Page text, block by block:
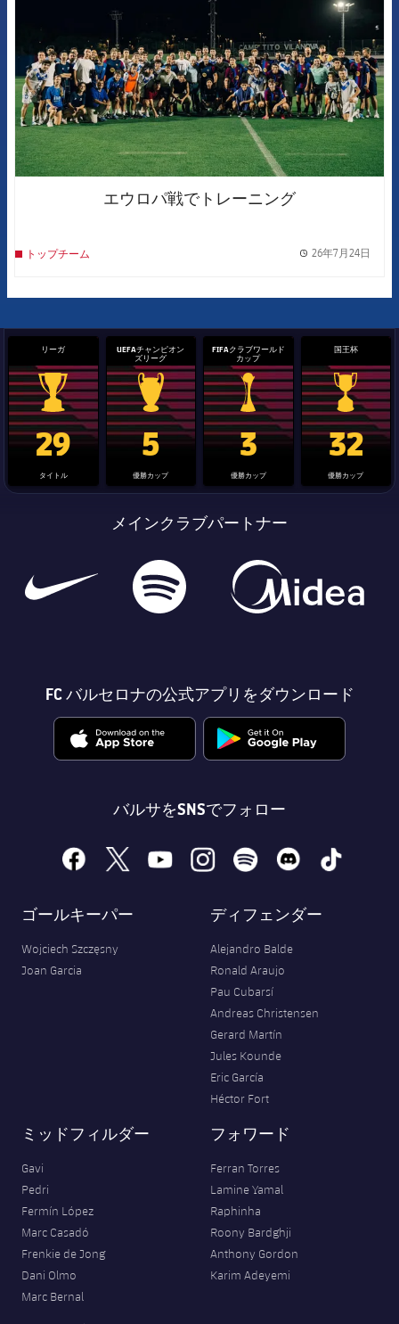
エウロパ戦でトレーニング
トップチーム 26年7月24日
リーガ
La Liga trophy
29
タイトル
UEFAチャンピオン
ズリーグ
Champions League trophy
5
優勝カップ
FIFAクラブワールド
カップ
label.aria.clubworldcup
3
優勝カップ
国王杯
国王杯
32
優勝カップ
メインクラブパートナー
FC バルセロナの公式アプリをダウンロード
バルサをSNSでフォロー
facebook
x youtubeinstagramspotify discord tiktok
ゴールキーパー
Wojciech Szczęsny
Joan Garcia
ディフェンダー
Alejandro Balde
Ronald Araujo
Pau Cubarsí
Andreas Christensen
Gerard Martín
Jules Kounde
Eric García
Héctor Fort
ミッドフィルダー
Gavi
Pedri
Fermín López
Marc Casadó
Frenkie de Jong
Dani Olmo
Marc Bernal
フォワード
Ferran Torres
Lamine Yamal
Raphinha
Roony Bardghji
Anthony Gordon
Karim Adeyemi